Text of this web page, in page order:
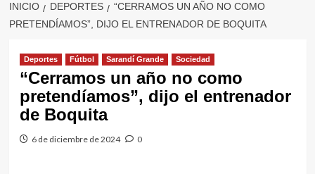
INICIO DEPORTES
“CERRAMOS UN AÑO NO COMO
PRETENDÍAMOS”, DIJO EL ENTRENADOR DE BOQUITA
Deportes Fútbol Sarandí Grande Sociedad
“Cerramos un año no como
pretendíamos”, dijo el entrenador
de Boquita
6 de diciembre de 2024 0